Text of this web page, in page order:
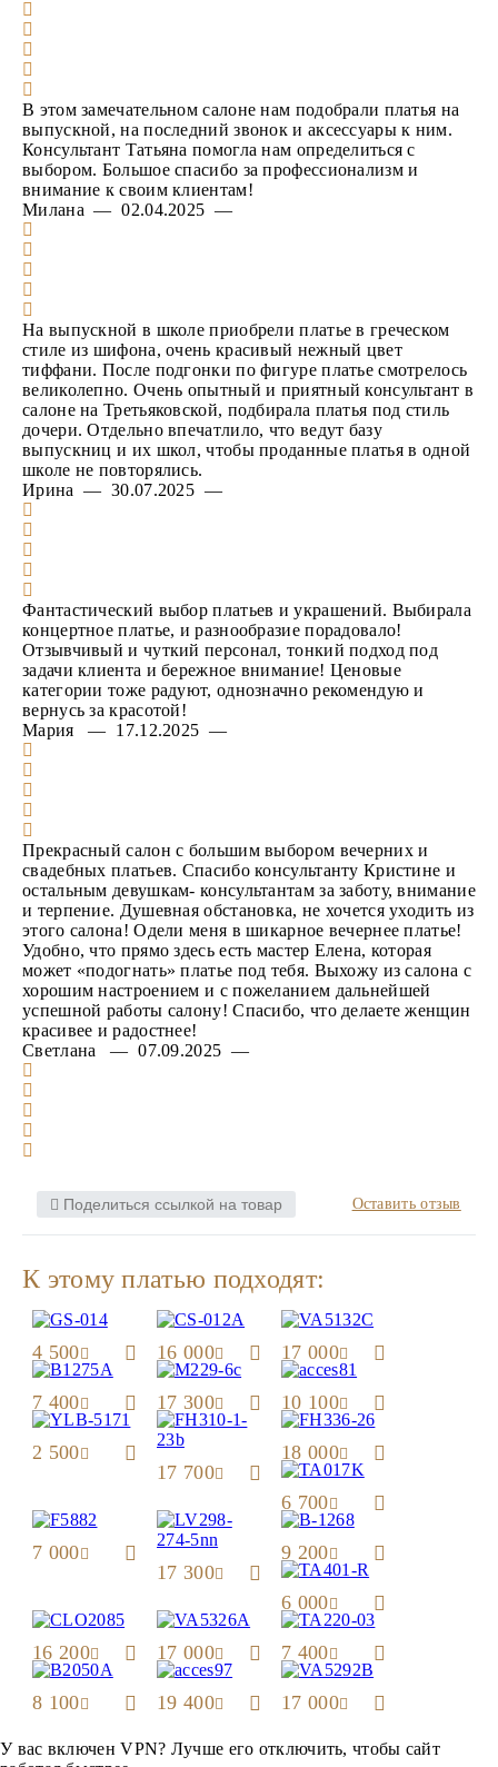
В этом замечательном салоне нам подобрали платья на
выпускной, на последний звонок и аксессуары к ним.
Консультант Татьяна помогла нам определиться с
выбором. Большое спасибо за профессионализм и
внимание к своим клиентам!
Милана — 02.04.2025 —
На выпускной в школе приобрели платье в греческом
стиле из шифона, очень красивый нежный цвет
тиффани. После подгонки по фигуре платье смотрелось
великолепно. Очень опытный и приятный консультант в
салоне на Третьяковской, подбирала платья под стиль
дочери. Отдельно впечатлило, что ведут базу
выпускниц и их школ, чтобы проданные платья в одной
школе не повторялись.
Ирина — 30.07.2025 —
Фантастический выбор платьев и украшений. Выбирала
концертное платье, и разнообразие порадовало!
Отзывчивый и чуткий персонал, тонкий подход под
задачи клиента и бережное внимание! Ценовые
категории тоже радуют, однозначно рекомендую и
вернусь за красотой!
Мария — 17.12.2025 —
Прекрасный салон с большим выбором вечерних и
свадебных платьев. Спасибо консультанту Кристине и
остальным девушкам- консультантам за заботу, внимание
и терпение. Душевная обстановка, не хочется уходить из
этого салона! Одели меня в шикарное вечернее платье!
Удобно, что прямо здесь есть мастер Елена, которая
может «подогнать» платье под тебя. Выхожу из салона с
хорошим настроением и с пожеланием дальнейшей
успешной работы салону! Спасибо, что делаете женщин
красивее и радостнее!
Светлана — 07.09.2025 —
Поделиться ссылкой на товар Оставить отзыв
К этому платью подходят:
4 500 16 000 17 000
7 400 17 300 10 100
2 500
17 700
18 000
6 700
7 000
17 300
9 200
6 000
16 200 17 000 7 400
8 100 19 400 17 000
У вас включен VPN? Лучше его отключить, чтобы сайт